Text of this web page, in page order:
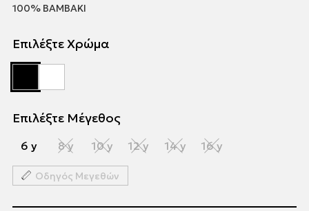
100% ΒΑΜΒΑΚΙ
Επιλέξτε Χρώμα
Επιλέξτε Μέγεθος
6 y 8 y 10 y 12 y 14 y 16 y
Οδηγός Μεγεθών